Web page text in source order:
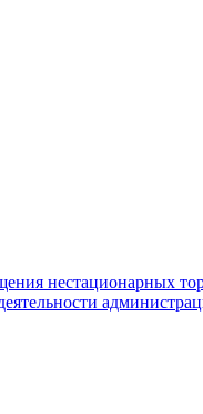
нестационарных